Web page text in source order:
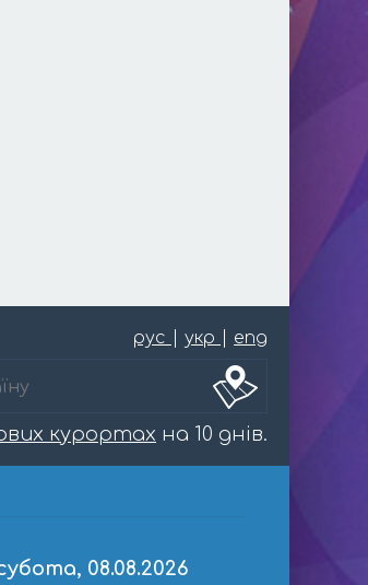
рус укр eng
курортах на 10 днів.
08.08.2026